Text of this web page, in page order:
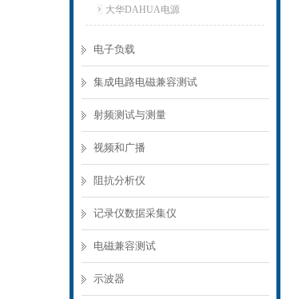
大华DAHUA电源
电子负载
集成电路电磁兼容测试
射频测试与测量
视频和广播
阻抗分析仪
记录仪数据采集仪
电磁兼容测试
示波器